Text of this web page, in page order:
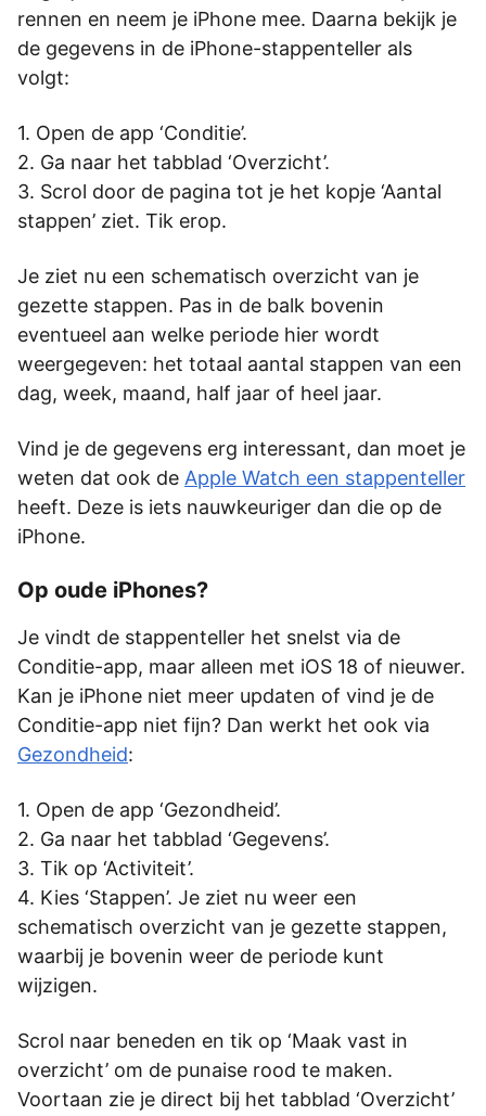
rennen en neem je iPhone mee. Daarna bekijk je
de gegevens in de iPhone-stappenteller als
volgt:
Open de app ‘Conditie’.
Ga naar het tabblad ‘Overzicht’.
Scrol door de pagina tot je het kopje ‘Aantal
stappen’ ziet. Tik erop.
Je ziet nu een schematisch overzicht van je
gezette stappen. Pas in de balk bovenin
eventueel aan welke periode hier wordt
weergegeven: het totaal aantal stappen van een
dag, week, maand, half jaar of heel jaar.
Vind je de gegevens erg interessant, dan moet je
weten dat ook de Apple Watch een stappenteller
heeft. Deze is iets nauwkeuriger dan die op de
iPhone.
Op oude iPhones?
Je vindt de stappenteller het snelst via de
Conditie-app, maar alleen met iOS 18 of nieuwer.
Kan je iPhone niet meer updaten of vind je de
Conditie-app niet fijn? Dan werkt het ook via
Gezondheid:
Open de app ‘Gezondheid’.
Ga naar het tabblad ‘Gegevens’.
Tik op ‘Activiteit’.
Kies ‘Stappen’. Je ziet nu weer een
schematisch overzicht van je gezette stappen,
waarbij je bovenin weer de periode kunt
wijzigen.
Scrol naar beneden en tik op ‘Maak vast in
overzicht’ om de punaise rood te maken.
Voortaan zie je direct bij het tabblad ‘Overzicht’